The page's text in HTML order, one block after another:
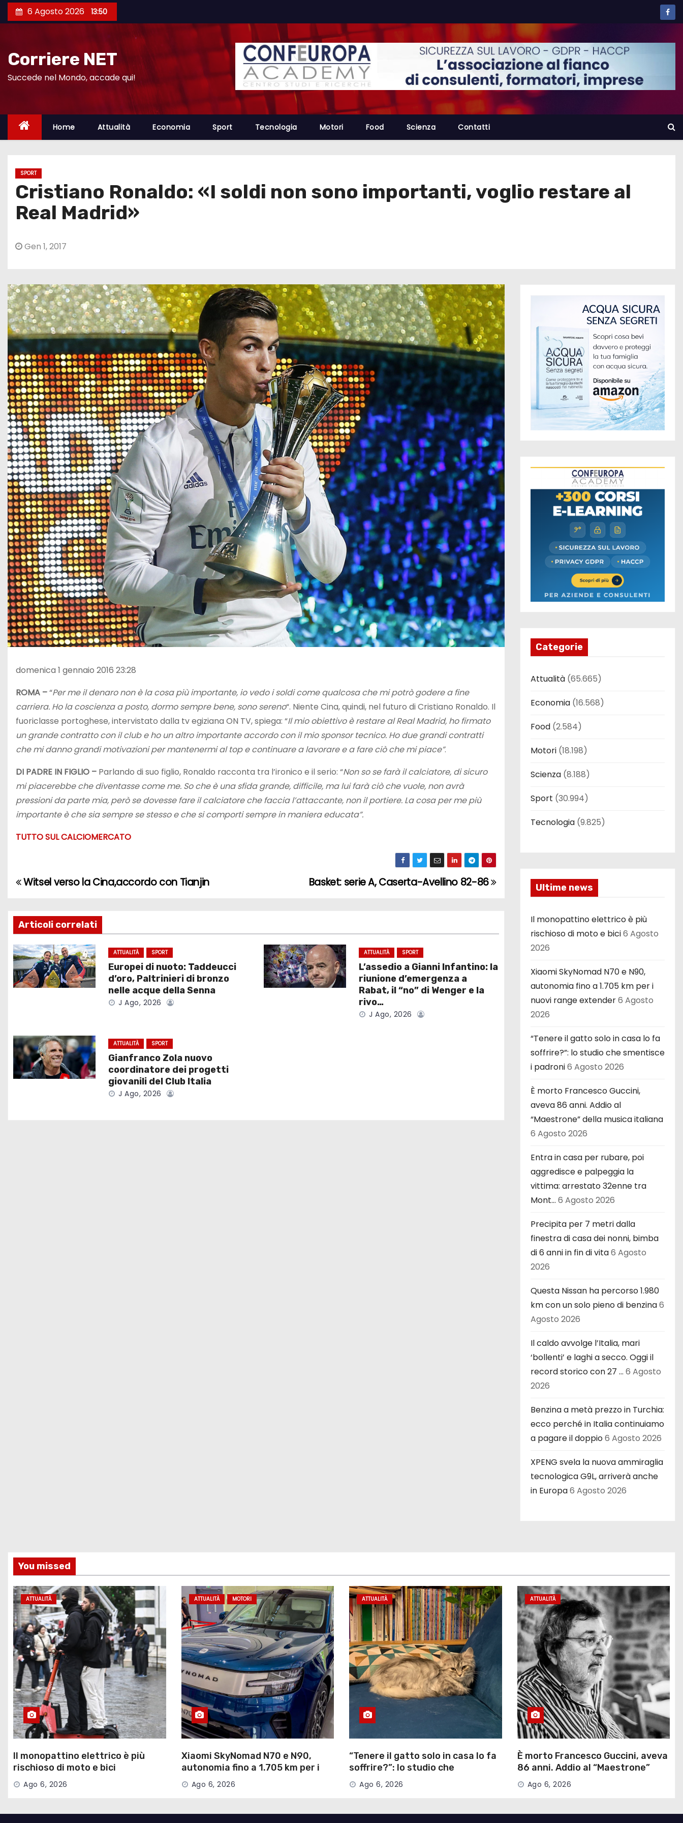
a
6 Agosto 2026 13:50
Corriere NET
Succede nel Mondo, accade qui!
Home Attualità Economia Sport Tecnologia Motori Food Scienza Contatti
SPORT
Cristiano Ronaldo: «I soldi non sono importanti, voglio restare al
Real Madrid»
Gen 1, 2017
domenica 1 gennaio 2016 23:28
ROMA –“Per me il denaro non è la cosa più importante, io vedo i soldi come qualcosa che mi potrò godere a fine
carriera. Ho la coscienza a posto, dormo sempre bene, sono sereno“. Niente Cina, quindi, nel futuro di Cristiano Ronaldo. Il
fuoriclasse portoghese, intervistato dalla tv egiziana ON TV, spiega: “Il mio obiettivo è restare al Real Madrid, ho firmato
un grande contratto con il club e ho un altro importante accordo con il mio sponsor tecnico. Ho due grandi contratti
che mi danno grandi motivazioni per mantenermi al top e continuare a lavorare e a fare ciò che mi piace”.
DI PADRE IN FIGLIO – Parlando di suo figlio, Ronaldo racconta tra l’ironico e il serio: “Non so se farà il calciatore, di sicuro
mi piacerebbe che diventasse come me. So che è una sfida grande, difficile, ma lui farà ciò che vuole, non avrà
pressioni da parte mia, però se dovesse fare il calciatore che faccia l’attaccante, non il portiere. La cosa per me più
importante è che sia sempre se stesso e che si comporti sempre in maniera educata”.
TUTTO SUL CALCIOMERCATO
N
v
i
g
a
i
o
n
Basket: serie A, Caserta-Avellino 82-86
Witsel verso la Cina,accordo con Tianjin
Articoli correlati
ATTUALITÀ SPORT
Europei di nuoto: Taddeucci
d’oro, Paltrinieri di bronzo
nelle acque della Senna
J Ago, 2026
ATTUALITÀ SPORT
L’assedio a Gianni Infantino: la
riunione d’emergenza a
Rabat, il “no” di Wenger e la
rivo…
J Ago, 2026
ATTUALITÀ SPORT
Gianfranco Zola nuovo
coordinatore dei progetti
giovanili del Club Italia
J Ago, 2026
Categorie
Attualità (65.665)
Economia (16.568)
Food (2.584)
Motori (18.198)
Scienza (8.188)
Sport (30.994)
Tecnologia (9.825)
Ultime news
Il monopattino elettrico è più
rischioso di moto e bici6 Agosto
2026
Xiaomi SkyNomad N70 e N90,
autonomia fino a 1.705 km per i
nuovi range extender6 Agosto
2026
“Tenere il gatto solo in casa lo fa
soffrire?”: lo studio che smentisce
i padroni6 Agosto 2026
È morto Francesco Guccini,
aveva 86 anni. Addio al
“Maestrone” della musica italiana
6 Agosto 2026
Entra in casa per rubare, poi
aggredisce e palpeggia la
vittima: arrestato 32enne tra
Mont… 6 Agosto 2026
Precipita per 7 metri dalla
finestra di casa dei nonni, bimba
di 6 anni in fin di vita6 Agosto
2026
Questa Nissan ha percorso 1.980
km con un solo pieno di benzina6
Agosto 2026
Il caldo avvolge l’Italia, mari
‘bollenti’ e laghi a secco. Oggi il
record storico con 27 … 6 Agosto
2026
Benzina a metà prezzo in Turchia:
ecco perché in Italia continuiamo
a pagare il doppio6 Agosto 2026
XPENG svela la nuova ammiraglia
tecnologica G9L, arriverà anche
in Europa6 Agosto 2026
You missed
ATTUALITÀ
Il monopattino elettrico è più
rischioso di moto e bici
Ago 6, 2026
ATTUALITÀ MOTORI
Xiaomi SkyNomad N70 e N90,
autonomia fino a 1.705 km per i
nuovi range extender
Ago 6, 2026
ATTUALITÀ
“Tenere il gatto solo in casa lo fa
soffrire?”: lo studio che
smentisce i padroni
Ago 6, 2026
ATTUALITÀ
È morto Francesco Guccini, aveva
86 anni. Addio al “Maestrone”
della musica italiana
Ago 6, 2026